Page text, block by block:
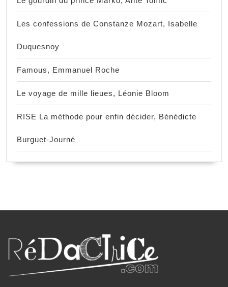
Les confessions de Constanze Mozart, Isabelle
Duquesnoy
Famous, Emmanuel Roche
Le voyage de mille lieues, Léonie Bloom
RISE La méthode pour enfin décider, Bénédicte
Burguet-Journé